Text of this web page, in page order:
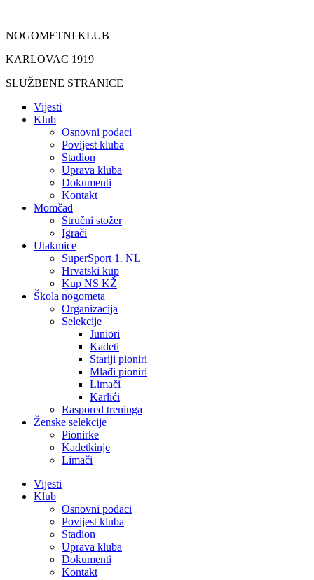
sadržaj
NOGOMETNI KLUB
KARLOVAC 1919
SLUŽBENE STRANICE
Vijesti
Klub
Osnovni podaci
Povijest kluba
Stadion
Uprava kluba
Dokumenti
Kontakt
Momčad
Stručni stožer
Igrači
Utakmice
SuperSport 1. NL
Hrvatski kup
Kup NS KŽ
Škola nogometa
Organizacija
Selekcije
Juniori
Kadeti
Stariji pioniri
Mlađi pioniri
Limači
Karlići
Raspored treninga
Ženske selekcije
Pionirke
Kadetkinje
Limači
Vijesti
Klub
Osnovni podaci
Povijest kluba
Stadion
Uprava kluba
Dokumenti
Kontakt